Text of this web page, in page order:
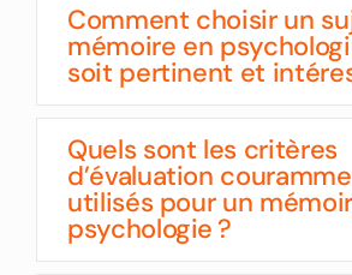
Comment choisir un
mémoire en
soit pertinent et
Quels sont les critères
d’évaluation
utilisés pour un
psychologie ?